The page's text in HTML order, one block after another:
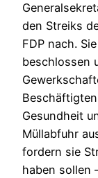
den Streiks
FDP nach.
beschlossen
Gesundheit
Müllabfuhr
fordern sie
haben sollen